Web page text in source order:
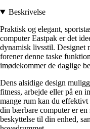
Beskrivelse
Praktisk og elegant,
computer Eastpak er det
dynamisk livsstil. Designet
forener denne taske
imødekommer de daglige
Dens alsidige design
fitness, arbejde eller på en
mange rum kan du
din bærbare computer er
beskyttelse til din enhed,